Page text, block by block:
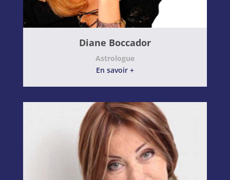
Diane Boccador
Astrologue
En savoir +